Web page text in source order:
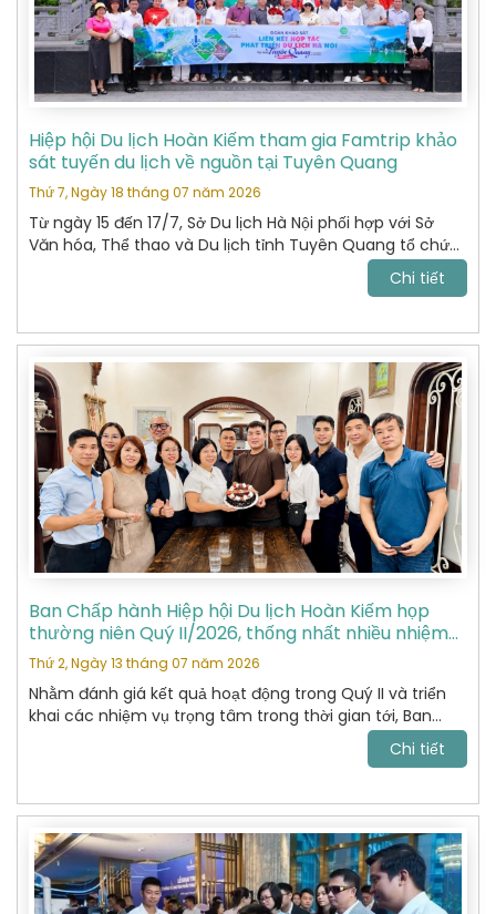
Hiệp hội Du lịch Hoàn Kiếm tham gia Famtrip khảo
sát tuyến du lịch về nguồn tại Tuyên Quang
Thứ 7, Ngày 18 tháng 07 năm 2026
Từ ngày 15 đến 17/7, Sở Du lịch Hà Nội phối hợp với Sở
Văn hóa, Thể thao và Du lịch tỉnh Tuyên Quang tổ chức
chương trình khảo sát, xây dựng và kết nối các sản
Chi tiết
Ban Chấp hành Hiệp hội Du lịch Hoàn Kiếm họp
thường niên Quý II/2026, thống nhất nhiều nhiệm
vụ trọng tâm
Thứ 2, Ngày 13 tháng 07 năm 2026
Nhằm đánh giá kết quả hoạt động trong Quý II và triển
khai các nhiệm vụ trọng tâm trong thời gian tới, Ban
Chấp hành Hiệp hội Du lịch Hoàn Kiếm đã tổ chức cuộc
họp thường niên Quý II năm 2026 với sự tham dự của
môn.
Chi tiết